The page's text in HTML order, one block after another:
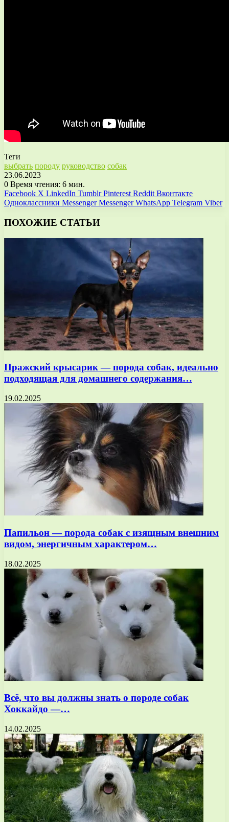
Теги
выбрать породу руководство собак
23.06.2023
0 Время чтения: 6 мин.
Facebook X LinkedIn Tumblr Pinterest Reddit Вконтакте
Одноклассники Messenger Messenger WhatsApp Telegram Viber
ПОХОЖИЕ СТАТЬИ
Пражский крысарик — порода собак, идеально
подходящая для домашнего содержания…
19.02.2025
Папильон — порода собак с изящным внешним
видом, энергичным характером…
18.02.2025
Всё, что вы должны знать о породе собак
Хоккайдо —…
14.02.2025